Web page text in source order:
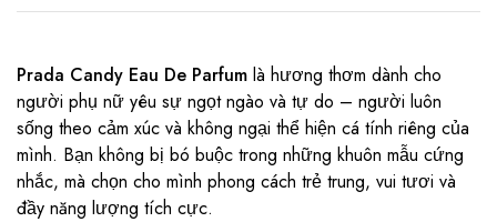
Prada Candy Eau De Parfum là hương thơm dành cho
người phụ nữ yêu sự ngọt ngào và tự do – người luôn
sống theo cảm xúc và không ngại thể hiện cá tính riêng của
mình. Bạn không bị bó buộc trong những khuôn mẫu cứng
nhắc, mà chọn cho mình phong cách trẻ trung, vui tươi và
đầy năng lượng tích cực.